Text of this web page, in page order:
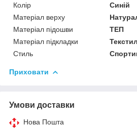
Колір
Синій
Матеріал верху
Матеріал підошви
ТЕП
Матеріал підкладки
Стиль
Приховати
Умови доставки
Нова Пошта